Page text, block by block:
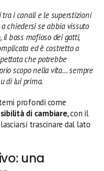
i canali e le superstizioni
chiedersi se abbia vissuto
il boss mafioso dei gatti,
ed è costretto a
che potrebbe
scopo nella vita… sempre
di lui prima.
profondi come
di cambiare, con il
trascinare dal lato
una